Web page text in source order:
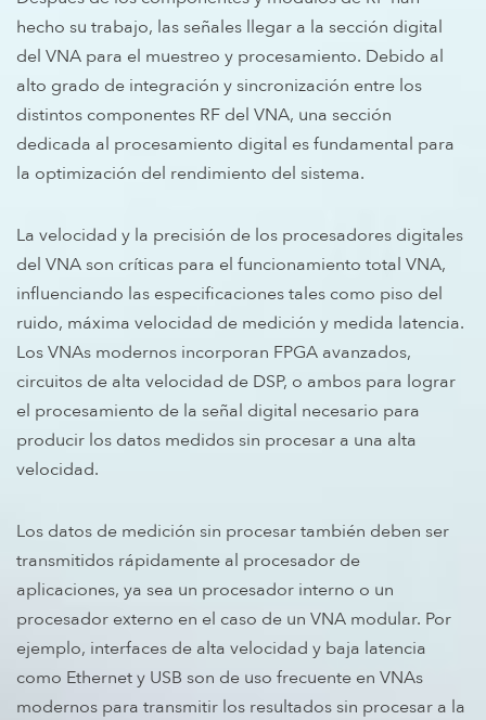
hecho su trabajo, las señales llegar a la sección digital
del VNA para el muestreo y procesamiento. Debido al
alto grado de integración y sincronización entre los
distintos componentes RF del VNA, una sección
dedicada al procesamiento digital es fundamental para
la optimización del rendimiento del sistema.
La velocidad y la precisión de los procesadores digitales
del VNA son críticas para el funcionamiento total VNA,
influenciando las especificaciones tales como piso del
ruido, máxima velocidad de medición y medida latencia.
Los VNAs modernos incorporan FPGA avanzados,
circuitos de alta velocidad de DSP, o ambos para lograr
el procesamiento de la señal digital necesario para
producir los datos medidos sin procesar a una alta
velocidad.
Los datos de medición sin procesar también deben ser
transmitidos rápidamente al procesador de
aplicaciones, ya sea un procesador interno o un
procesador externo en el caso de un VNA modular. Por
ejemplo, interfaces de alta velocidad y baja latencia
como Ethernet y USB son de uso frecuente en VNAs
modernos para transmitir los resultados sin procesar a la